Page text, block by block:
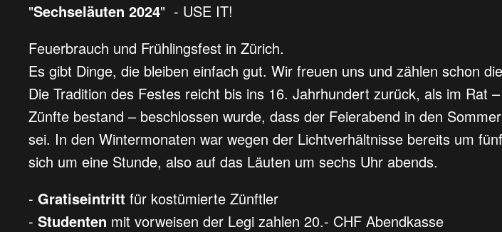
"Sechseläuten 2024" - USE IT!
Feuerbrauch und Frühlingsfest in Zürich.
Es gibt Dinge, die bleiben einfach gut. Wir freuen uns und zählen schon
Die Tradition des Festes reicht bis ins 16. Jahrhundert zurück, als im Rat
Zünfte bestand – beschlossen wurde, dass der Feierabend in den
sei. In den Wintermonaten war wegen der Lichtverhältnisse bereits um
sich um eine Stunde, also auf das Läuten um sechs Uhr abends.
- Gratiseintritt für kostümierte Zünftler
- Studenten mit vorweisen der Legi zahlen 20.- CHF Abendkasse